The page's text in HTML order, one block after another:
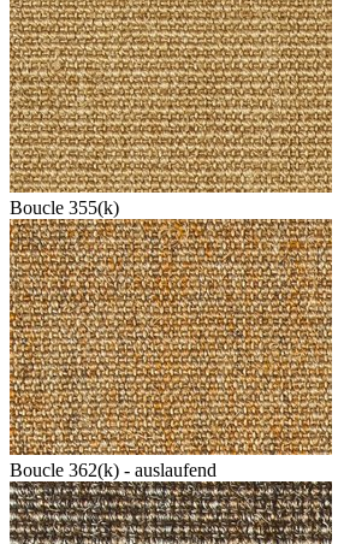
Boucle 355(k)
Boucle 362(k) - auslaufend